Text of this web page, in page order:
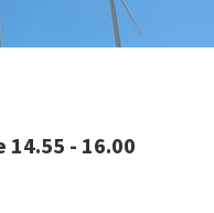
14.55 - 16.00